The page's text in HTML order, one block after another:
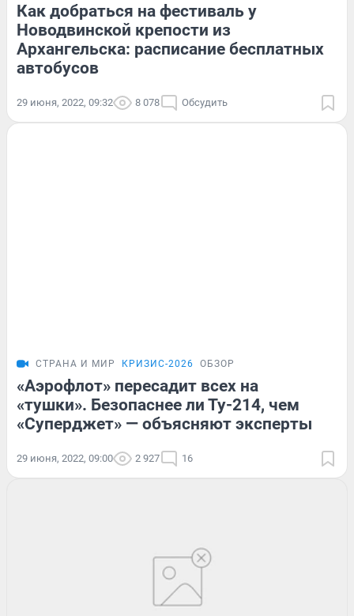
Как добраться на фестиваль у
Новодвинской крепости из
Архангельска: расписание бесплатных
автобусов
29 июня, 2022, 09:32 8 078 Обсудить
СТРАНА И МИР КРИЗИС-2026 ОБЗОР
«Аэрофлот» пересадит всех на
«тушки». Безопаснее ли Ту-214, чем
«Суперджет» — объясняют эксперты
29 июня, 2022, 09:00 2 927 16